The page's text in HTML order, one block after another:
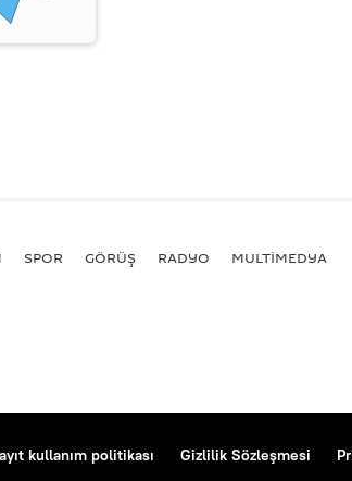
SPOR GÖRÜŞ RADYO MULTİMEDYA
kullanım politikası Gizlilik Sözleşmesi